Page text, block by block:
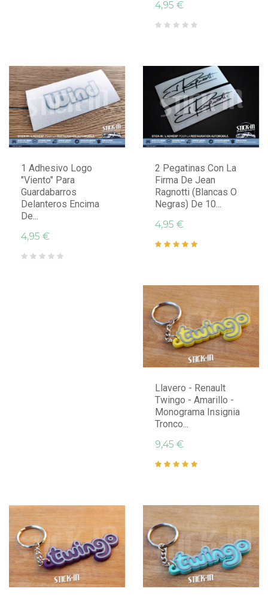
4,95 €
1 Adhesivo Logo
"Viento" Para
Guardabarros
Delanteros Encima
De...
4,95 €
2 Pegatinas Con La
Firma De Jean
Ragnotti (blancas O
Negras) De 10...
4,95 €
Llavero - Renault
Twingo - Amarillo -
Monograma Insignia
Tronco...
9,45 €